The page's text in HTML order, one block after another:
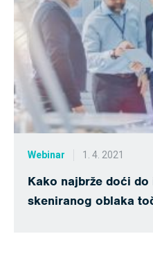
Webinar 1. 4. 2021
Kako najbrže doći
skeniranog oblaka